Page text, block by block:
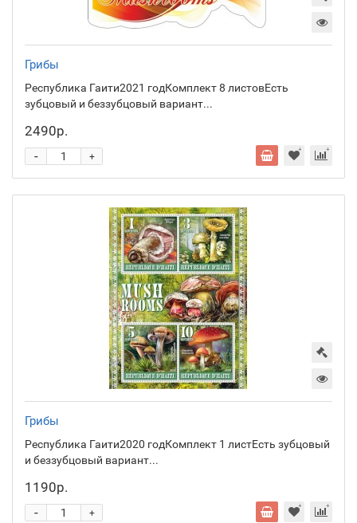
Грибы
Республика Гаити2021 годКомплект 8 листовЕсть
зубцовый и беззубцовый вариант...
2490р.
+
-
Грибы
Республика Гаити2020 годКомплект 1 листЕсть зубцовый
и беззубцовый вариант...
1190р.
+
-